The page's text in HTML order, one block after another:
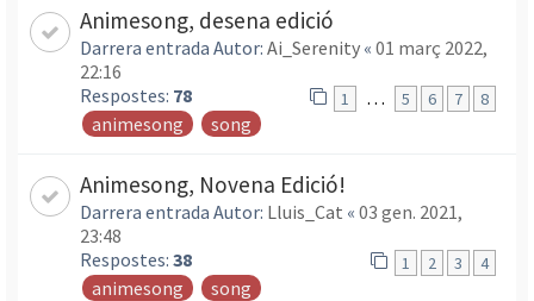
Animesong, desena edició
Darrera entrada Autor: Ai_Serenity « 01 març 2022,
22:16
Respostes: 78 1 … 5 6 7 8
animesong song
Animesong, Novena Edició!
Darrera entrada Autor: Lluis_Cat « 03 gen. 2021,
23:48
Respostes: 38 1 2 3 4
animesong song